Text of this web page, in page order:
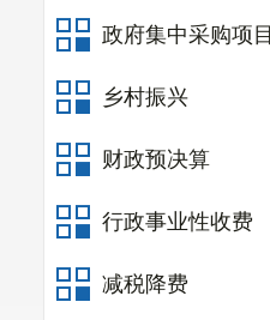
政府集中采购项目
乡村振兴
财政预决算
行政事业性收费
减税降费